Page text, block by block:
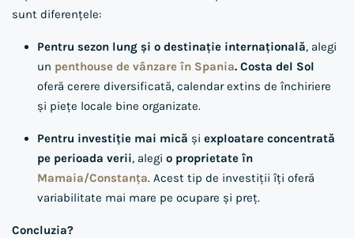
sunt diferențele:
Pentru sezon lung și o destinație internațională, alegi
un penthouse de vânzare în Spania. Costa del Sol
oferă cerere diversificată, calendar extins de închiriere
și piețe locale bine organizate.
Pentru investiție mai mică și exploatare concentrată
pe perioada verii, alegi o proprietate în
Mamaia/Constanța. Acest tip de investiții îți oferă
variabilitate mai mare pe ocupare și preț.
Concluzia?